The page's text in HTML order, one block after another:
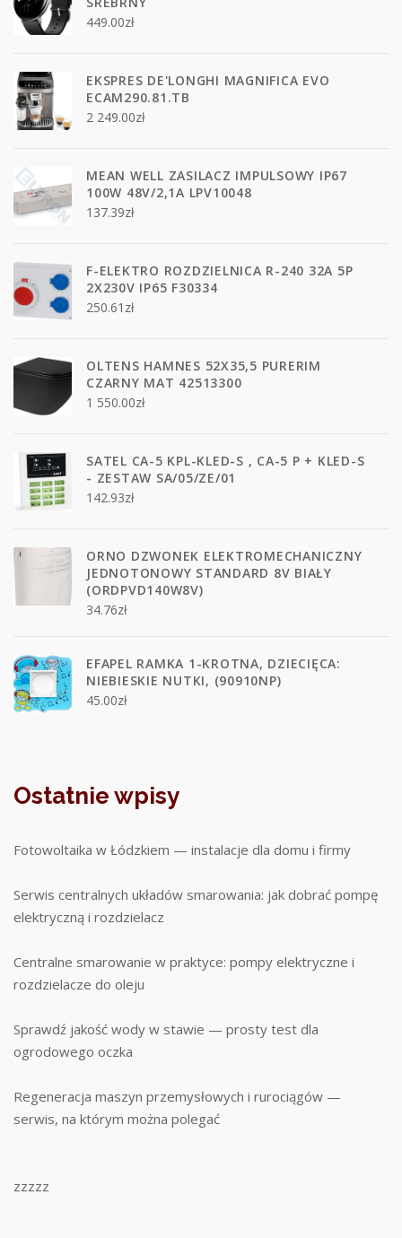
449.00zł
EKSPRES DE'LONGHI MAGNIFICA EVO
ECAM290.81.TB
2 249.00zł
MEAN WELL ZASILACZ IMPULSOWY IP67
100W 48V/2,1A LPV10048
137.39zł
F-ELEKTRO ROZDZIELNICA R-240 32A 5P
2X230V IP65 F30334
250.61 zł
OLTENS HAMNES 52X35,5 PURERIM
CZARNY MAT 42513300
1 550.00zł
SATEL CA-5 KPL-KLED-S , CA-5 P + KLED-S
- ZESTAW SA/05/ZE/01
142.93zł
ORNO DZWONEK ELEKTROMECHANICZNY
JEDNOTONOWY STANDARD 8V BIAŁY
(ORDPVD140W8V)
34.76zł
EFAPEL RAMKA 1-KROTNA, DZIECIĘCA:
NIEBIESKIE NUTKI, (90910NP)
45.00zł
Ostatnie wpisy
Fotowoltaika w Łódzkiem — instalacje dla domu i firmy
Serwis centralnych układów smarowania: jak dobrać pompę
elektryczną i rozdzielacz
Centralne smarowanie w praktyce: pompy elektryczne i
rozdzielacze do oleju
Sprawdź jakość wody w stawie — prosty test dla
ogrodowego oczka
Regeneracja maszyn przemysłowych i rurociągów —
serwis, na którym można polegać
zzzzz